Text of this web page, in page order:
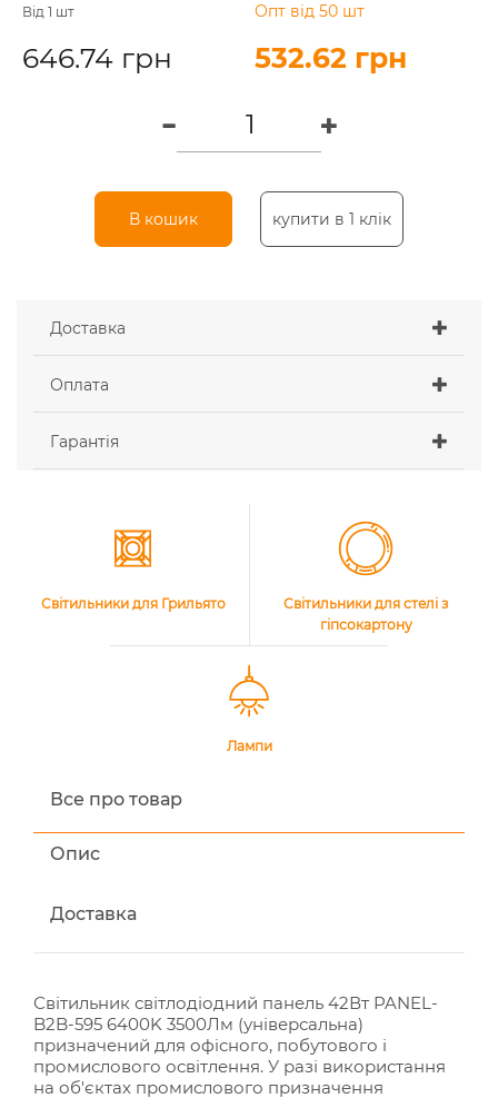
Від 1 шт
646.74 грн
Опт від 50 шт
532.62 грн
В кошик купити в 1 клік
Доставка
Оплата
Гарантія
Світильники для Грильято
Світильники для стелі з
гіпсокартону
Лампи
Все про товар
Опис
Доставка
Світильник світлодіодний панель 42Вт PANEL-
B2B-595 6400K 3500Лм (універсальна)
призначений для офісного, побутового і
промислового освітлення. У разі використання
на об'єктах промислового призначення